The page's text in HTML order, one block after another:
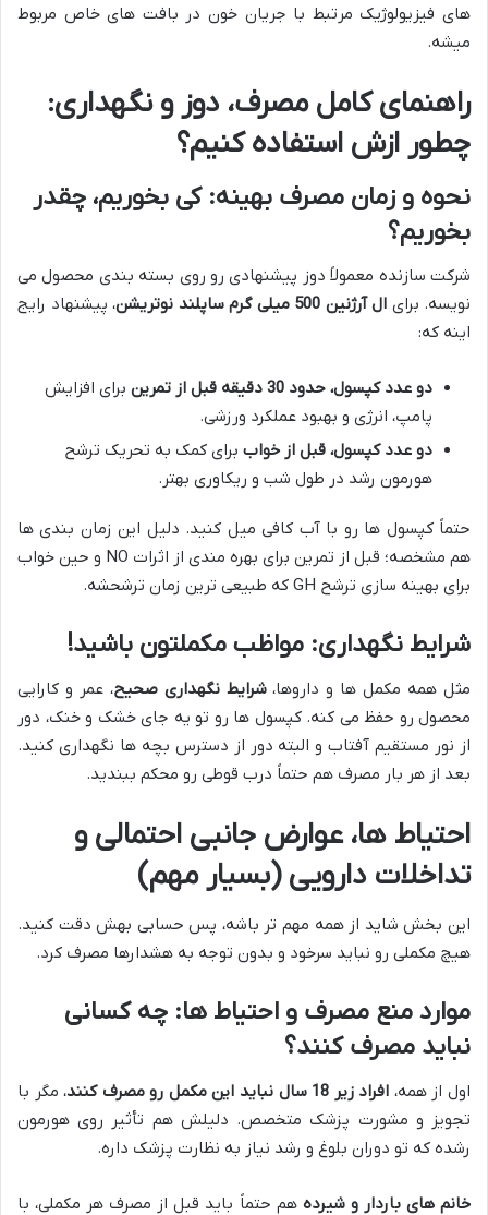
های فیزیولوژیک مرتبط با جریان خون در بافت های خاص مربوط
میشه.
راهنمای کامل مصرف، دوز و نگهداری:
چطور ازش استفاده کنیم؟
نحوه و زمان مصرف بهینه: کی بخوریم، چقدر
بخوریم؟
شرکت سازنده معمولاً دوز پیشنهادی رو روی بسته بندی محصول می
نویسه. برای ال آرژنین 500 میلی گرم ساپلند نوتریشن
، پیشنهاد رایج
اینه که:
دو عدد کپسول، حدود 30 دقیقه قبل از تمرین
برای افزایش
پامپ، انرژی و بهبود عملکرد ورزشی.
دو عدد کپسول، قبل از خواب برای کمک به تحریک ترشح
هورمون رشد در طول شب و ریکاوری بهتر.
حتماً کپسول ها رو با آب کافی میل کنید. دلیل این زمان بندی ها
هم مشخصه؛ قبل از تمرین برای بهره مندی از اثرات NO و حین خواب
برای بهینه سازی ترشح GH که طبیعی ترین زمان ترشحشه.
شرایط نگهداری: مواظب مکملتون باشید!
مثل همه مکمل ها و داروها،شرایط نگهداری صحیح، عمر و کارایی
محصول رو حفظ می کنه. کپسول ها رو تو یه جای خشک و خنک، دور
از نور مستقیم آفتاب و البته دور از دسترس بچه ها نگهداری کنید.
بعد از هر بار مصرف هم حتماً درب قوطی رو محکم ببندید.
احتیاط ها، عوارض جانبی احتمالی و
تداخلات دارویی (بسیار مهم)
این بخش شاید از همه مهم تر باشه، پس حسابی بهش دقت کنید.
هیچ مکملی رو نباید سرخود و بدون توجه به هشدارها مصرف کرد.
موارد منع مصرف و احتیاط ها: چه کسانی
نباید مصرف کنند؟
اول از همه، افراد زیر 18 سال نباید این مکمل رو مصرف کنند
، مگر با
تجویز و مشورت پزشک متخصص. دلیلش هم تأثیر روی هورمون
رشده که تو دوران بلوغ و رشد نیاز به نظارت پزشک داره.
خانم های باردار و شیرده هم حتماً باید قبل از مصرف هر مکملی، با